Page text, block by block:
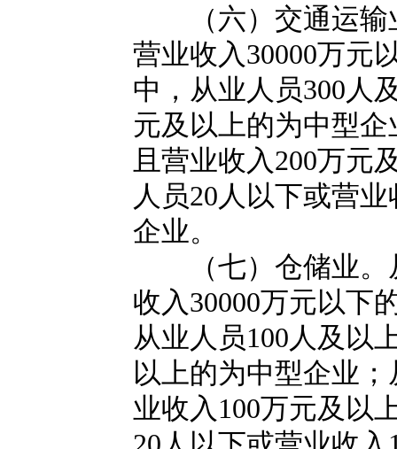
（六）交通运输
营业收入30000万元
中，从业人员300人
元及以上的为中型
且营业收入200万元
人员20人以下或营
企业。
（七）仓储业。
收入30000万元以下
从业人员100人及以
以上的为中型企业
业收入100万元及以